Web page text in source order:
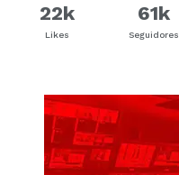
22k
Likes
61k
Seguidores